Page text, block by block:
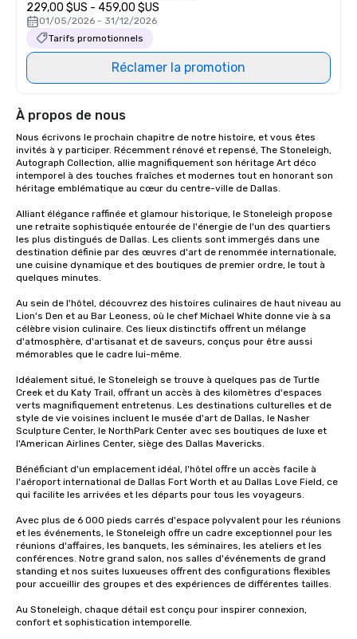
229,00 $US - 459,00 $US
01/05/2026 - 31/12/2026
Tarifs promotionnels
Réclamer la promotion
À propos de nous
Nous écrivons le prochain chapitre de notre histoire, et vous êtes
invités à y participer. Récemment rénové et repensé, The Stoneleigh,
Autograph Collection, allie magnifiquement son héritage Art déco
intemporel à des touches fraîches et modernes tout en honorant son
héritage emblématique au cœur du centre-ville de Dallas.
Alliant élégance raffinée et glamour historique, le Stoneleigh propose
une retraite sophistiquée entourée de l'énergie de l'un des quartiers
les plus distingués de Dallas. Les clients sont immergés dans une
destination définie par des œuvres d'art de renommée internationale,
une cuisine dynamique et des boutiques de premier ordre, le tout à
quelques minutes.
Au sein de l'hôtel, découvrez des histoires culinaires de haut niveau au
Lion's Den et au Bar Leoness, où le chef Michael White donne vie à sa
célèbre vision culinaire. Ces lieux distinctifs offrent un mélange
d'atmosphère, d'artisanat et de saveurs, conçus pour être aussi
mémorables que le cadre lui-même.
Idéalement situé, le Stoneleigh se trouve à quelques pas de Turtle
Creek et du Katy Trail, offrant un accès à des kilomètres d'espaces
verts magnifiquement entretenus. Les destinations culturelles et de
style de vie voisines incluent le musée d'art de Dallas, le Nasher
Sculpture Center, le NorthPark Center avec ses boutiques de luxe et
l'American Airlines Center, siège des Dallas Mavericks.
Bénéficiant d'un emplacement idéal, l'hôtel offre un accès facile à
l'aéroport international de Dallas Fort Worth et au Dallas Love Field, ce
qui facilite les arrivées et les départs pour tous les voyageurs.
Avec plus de 6 000 pieds carrés d'espace polyvalent pour les réunions
et les événements, le Stoneleigh offre un cadre exceptionnel pour les
réunions d'affaires, les banquets, les séminaires, les ateliers et les
conférences. Notre grand salon, nos salles d'événements de grand
standing et nos suites luxueuses offrent des configurations flexibles
pour accueillir des groupes et des expériences de différentes tailles.
Au Stoneleigh, chaque détail est conçu pour inspirer connexion,
confort et sophistication intemporelle.